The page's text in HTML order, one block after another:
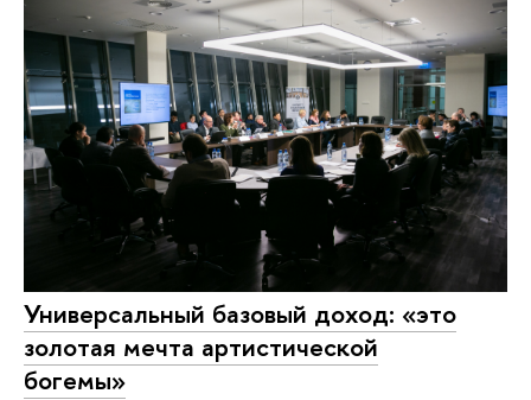
Универсальный базовый доход: «это
золотая мечта артистической
богемы»